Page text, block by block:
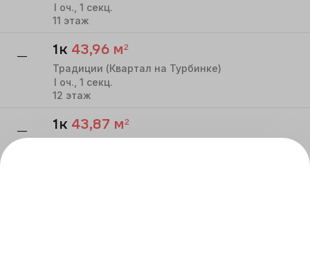
I оч., 1 секц.
11 этаж
— 1к 43,96 м²
Традиции (Квартал на Турбинке)
I оч., 1 секц.
12 этаж
— 1к 43,87 м²